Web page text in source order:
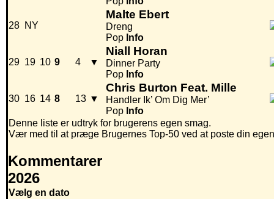
28 NY
Malte Ebert
Dreng
Pop Info
29 19 10 9 4 ▼
Niall Horan
Dinner Party
Pop Info
30 16 14 8 13 ▼
Chris Burton Feat. Mille
Handler Ik’ Om Dig Mer’
Pop Info
Denne liste er udtryk for brugerens egen smag.
Vær med til at præge Brugernes Top-50 ved at poste din
Kommentarer
2026
Vælg en dato